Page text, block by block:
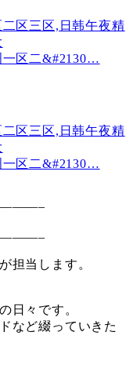
区三区,日韩午夜精
一区二&#2130…
区三区,日韩午夜精
一区二&#2130…
担当します。
日々です。
など綴っていきた